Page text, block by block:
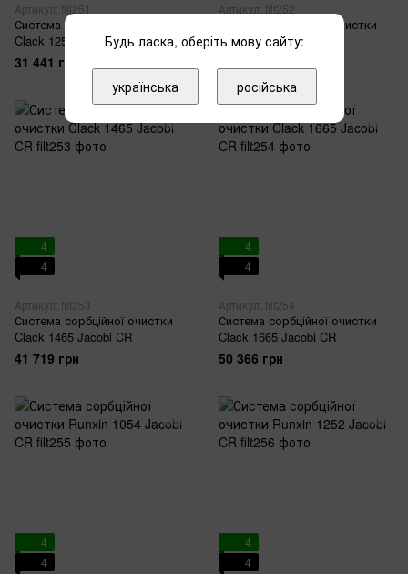
Артикул: filt251
Система сорбційної очистки
Clack 1252 Jacobi CR
31 441 грн
Артикул: filt252
Система сорбційної очистки
Clack 1354 Jacobi CR
4
4
Артикул: filt253
Система сорбційної очистки
Clack 1465 Jacobi CR
41 719 грн
4
4
Артикул: filt254
Система сорбційної очистки
Clack 1665 Jacobi CR
50 366 грн
4
4
4
4
Будь ласка, оберіть мову сайту:
українська російська